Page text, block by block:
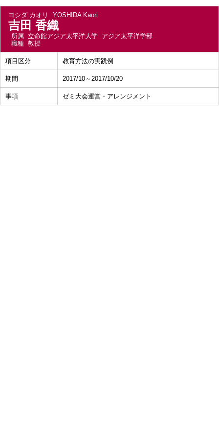
ヨシダ カオリ YOSHIDA Kaori
吉田 香織
所属 立命館アジア太平洋大学 アジア太平洋学部
職種 教授
項目区分 教育方法の実践例
期間 2017/10～2017/10/20
事項 ゼミ大会運営・アレンジメント